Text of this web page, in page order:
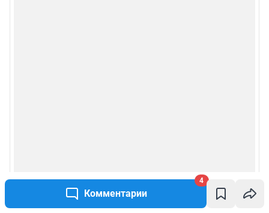
Комментарии
4